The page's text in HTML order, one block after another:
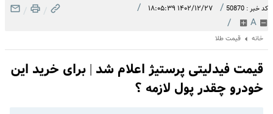
کد خبر : 50870 / ۱۴۰۲/۱۲/۲۷ ۱۸:۰۵:۳۹ /
A
/
/
/
خانه قیمت طلا
قیمت فیدلیتی پرستیژ اعلام شد | برای خرید این
خودرو چقدر پول لازمه ؟